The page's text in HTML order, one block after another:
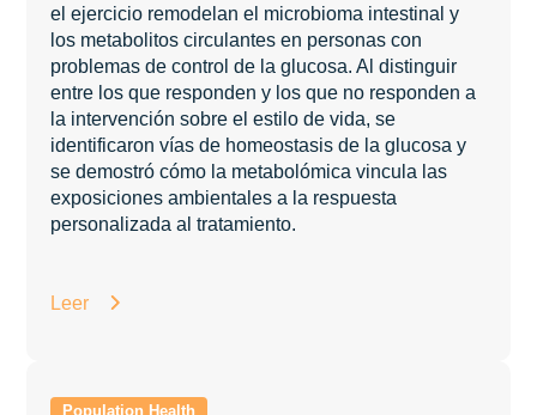
el ejercicio remodelan el microbioma intestinal y
los metabolitos circulantes en personas con
problemas de control de la glucosa. Al distinguir
entre los que responden y los que no responden a
la intervención sobre el estilo de vida, se
identificaron vías de homeostasis de la glucosa y
se demostró cómo la metabolómica vincula las
exposiciones ambientales a la respuesta
personalizada al tratamiento.
Leer